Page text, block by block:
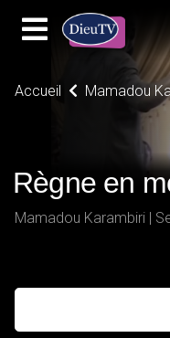
Accueil Mamadou
Règne en
Mamadou Karambiri |